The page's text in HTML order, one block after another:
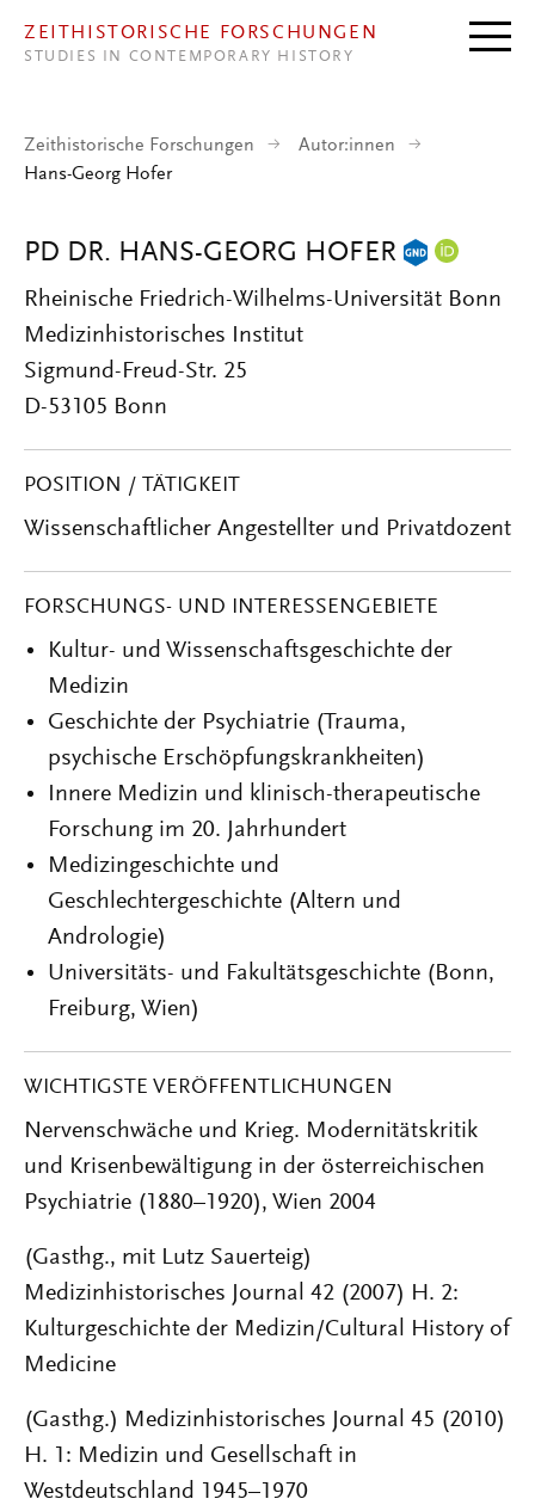
ZEITHISTORISCHE FORSCHUNGEN
STUDIES IN CONTEMPORARY HISTORY
Zeithistorische Forschungen
Autor:innen
Hans-Georg Hofer
PD DR. HANS-GEORG HOFER
Rheinische Friedrich-Wilhelms-Universität Bonn
Medizinhistorisches Institut
Sigmund-Freud-Str. 25
D-53105 Bonn
POSITION / TÄTIGKEIT
Wissenschaftlicher Angestellter und Privatdozent
FORSCHUNGS- UND INTERESSENGEBIETE
Kultur- und Wissenschaftsgeschichte der
Medizin
Geschichte der Psychiatrie (Trauma,
psychische Erschöpfungskrankheiten)
Innere Medizin und klinisch-therapeutische
Forschung im 20. Jahrhundert
Medizingeschichte und
Geschlechtergeschichte (Altern und
Andrologie)
Universitäts- und Fakultätsgeschichte (Bonn,
Freiburg, Wien)
WICHTIGSTE VERÖFFENTLICHUNGEN
Nervenschwäche und Krieg. Modernitätskritik
und Krisenbewältigung in der österreichischen
Psychiatrie (1880–1920), Wien 2004
(Gasthg., mit Lutz Sauerteig)
Medizinhistorisches Journal 42 (2007) H. 2:
Kulturgeschichte der Medizin/Cultural History of
Medicine
(Gasthg.) Medizinhistorisches Journal 45 (2010)
H. 1: Medizin und Gesellschaft in
Westdeutschland 1945–1970